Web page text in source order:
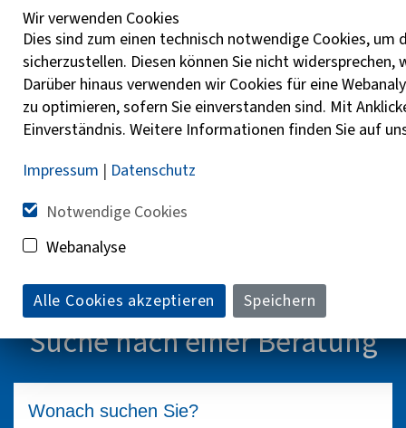
Wählen Sie ihren bevorzugten Kanal aus und klicken Sie
diesen zum Teilen an
Teilen auf Facebook
Teilen in E-Mails
Suche nach einer Beratung
Wir verwenden Cookies
Dies sind zum einen technisch notwendige Cookies,
sicherzustellen. Diesen können Sie nicht widersprechen,
Darüber hinaus verwenden wir Cookies für eine
zu optimieren, sofern Sie einverstanden sind. Mit
Einverständnis. Weitere Informationen finden Sie auf
Impressum | Datenschutz
Notwendige Cookies
Webanalyse
Alle Cookies akzeptieren Speichern